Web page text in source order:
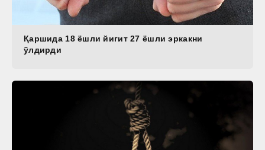
Қаршида 18 ёшли йигит 27 ёшли эркакни
ўлдирди